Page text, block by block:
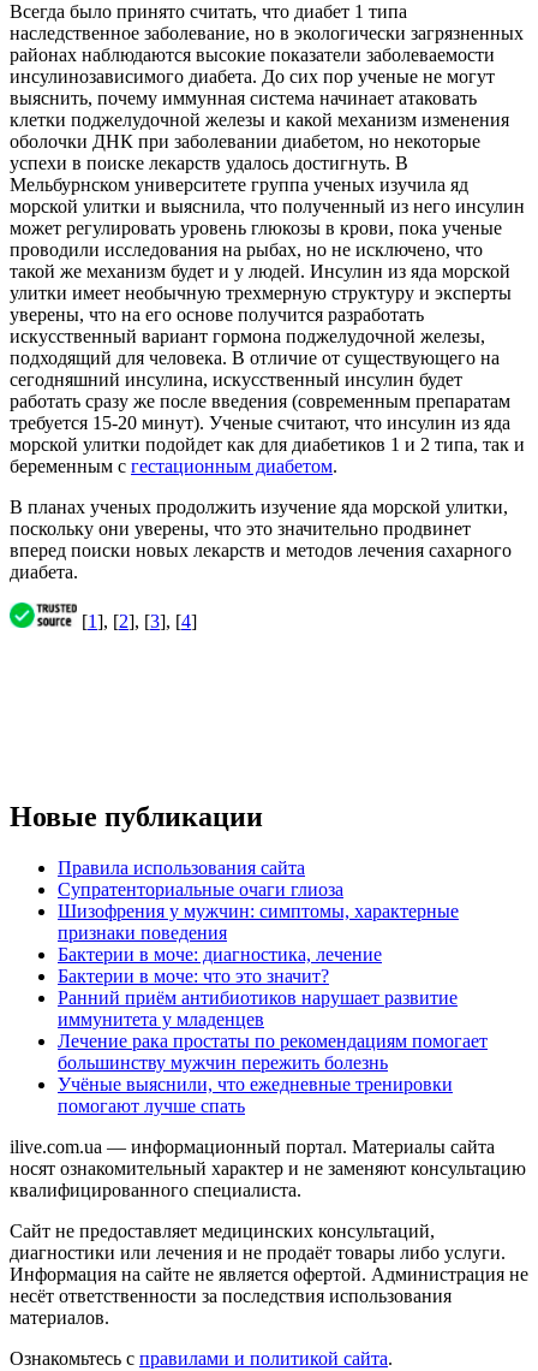
Всегда было принято считать, что диабет 1 типа
наследственное заболевание, но в экологически загрязненных
районах наблюдаются высокие показатели заболеваемости
инсулинозависимого диабета. До сих пор ученые не могут
выяснить, почему иммунная система начинает атаковать
клетки поджелудочной железы и какой механизм изменения
оболочки ДНК при заболевании диабетом, но некоторые
успехи в поиске лекарств удалось достигнуть. В
Мельбурнском университете группа ученых изучила яд
морской улитки и выяснила, что полученный из него инсулин
может регулировать уровень глюкозы в крови, пока ученые
проводили исследования на рыбах, но не исключено, что
такой же механизм будет и у людей. Инсулин из яда морской
улитки имеет необычную трехмерную структуру и эксперты
уверены, что на его основе получится разработать
искусственный вариант гормона поджелудочной железы,
подходящий для человека. В отличие от существующего на
сегодняшний инсулина, искусственный инсулин будет
работать сразу же после введения (современным препаратам
требуется 15-20 минут). Ученые считают, что инсулин из яда
морской улитки подойдет как для диабетиков 1 и 2 типа, так и
беременным с гестационным диабетом.
В планах ученых продолжить изучение яда морской улитки,
поскольку они уверены, что это значительно продвинет
вперед поиски новых лекарств и методов лечения сахарного
диабета.
[1], [2], [3], [4]
Новые публикации
Правила использования сайта
Супратенториальные очаги глиоза
Шизофрения у мужчин: симптомы, характерные
признаки поведения
Бактерии в моче: диагностика, лечение
Бактерии в моче: что это значит?
Ранний приём антибиотиков нарушает развитие
иммунитета у младенцев
Лечение рака простаты по рекомендациям помогает
большинству мужчин пережить болезнь
Учёные выяснили, что ежедневные тренировки
помогают лучше спать
ilive.com.ua — информационный портал. Материалы сайта
носят ознакомительный характер и не заменяют консультацию
квалифицированного специалиста.
Сайт не предоставляет медицинских консультаций,
диагностики или лечения и не продаёт товары либо услуги.
Информация на сайте не является офертой. Администрация не
несёт ответственности за последствия использования
материалов.
Ознакомьтесь с правилами и политикой сайта.